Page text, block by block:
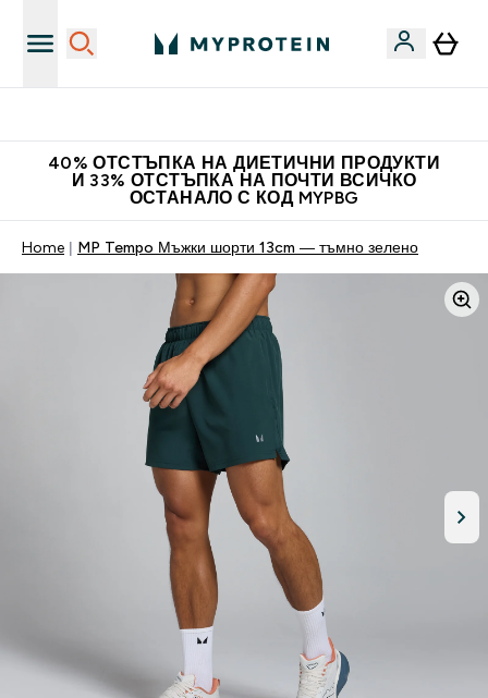
40% ОТСТЪПКА НА ДИЕТИЧНИ ПРОДУКТИ
И 33% ОТСТЪПКА НА ПОЧТИ ВСИЧКО
ОСТАНАЛО С КОД MYPBG
Home MP Tempo Мъжки шорти 13cm — тъмно зелено